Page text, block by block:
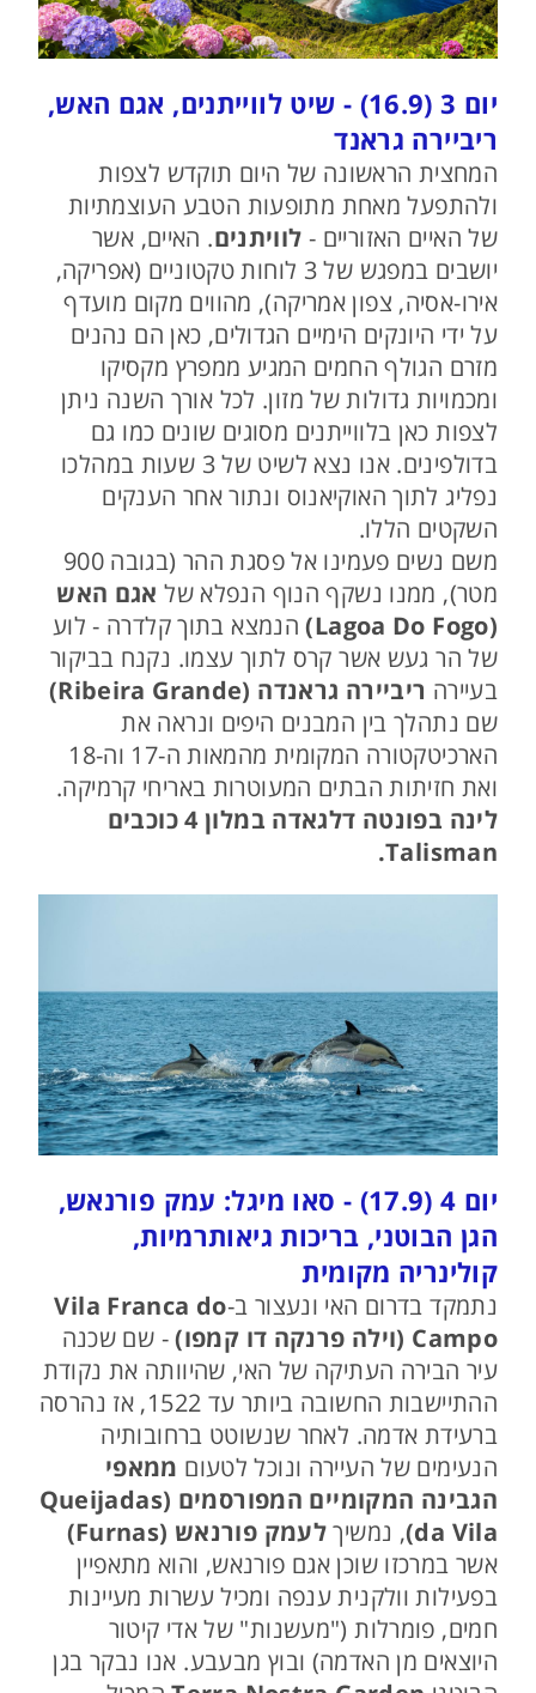
יום 3 (16.9) - שיט לווייתנים, אגם האש,
ריביירה גראנד
המחצית הראשונה של היום תוקדש לצפות
ולהתפעל מאחת מתופעות הטבע העוצמתיות
של האיים האזוריים - לוויתנים. האיים, אשר
יושבים במפגש של 3 לוחות טקטוניים (אפריקה,
אירו-אסיה, צפון אמריקה), מהווים מקום מועדף
על ידי היונקים הימיים הגדולים, כאן הם נהנים
מזרם הגולף החמים המגיע ממפרץ מקסיקו
ומכמויות גדולות של מזון. לכל אורך השנה ניתן
לצפות כאן בלווייתנים מסוגים שונים כמו גם
בדולפינים. אנו נצא לשיט של 3 שעות במהלכו
נפליג לתוך האוקיאנוס ונתור אחר הענקים
השקטים הללו.
משם נשים פעמינו אל פסגת ההר (בגובה 900
מטר), ממנו נשקף הנוף הנפלא של אגם האש
(Lagoa Do Fogo)
הנמצא בתוך קלדרה - לוע
של הר געש אשר קרס לתוך עצמו. נקנח בביקור
בעיירה ריביירה גראנדה (Ribeira Grande)
שם נתהלך בין המבנים היפים ונראה את
הארכיטקטורה המקומית מהמאות ה-17 וה-18
ואת חזיתות הבתים המעוטרות באריחי קרמיקה.
לינה בפונטה דלגאדה במלון 4 כוכבים
Talisman.
יום 4 (17.9) - סאו מיגל: עמק פורנאש,
הגן הבוטני, בריכות גיאותרמיות,
קולינריה מקומית
נתמקד בדרום האי ונעצור ב-Vila Franca do
Campo (וילה פרנקה דו קמפו)
- שם שכנה
עיר הבירה העתיקה של האי, שהיוותה את נקודת
ההתיישבות החשובה ביותר עד 1522, אז נהרסה
ברעידת אדמה. לאחר שנשוטט ברחובותיה
הנעימים של העיירה ונוכל לטעום ממאפי
הגבינה המקומיים המפורסמים (Queijadas
da Vila) , נמשיךלעמק פורנאש (Furnas)
אשר במרכזו שוכן אגם פורנאש, והוא מתאפיין
בפעילות וולקנית ענפה ומכיל עשרות מעיינות
חמים, פומרלות ("מעשנות" של אדי קיטור
היוצאים מן האדמה) ובוץ מבעבע. אנו נבקר בגן